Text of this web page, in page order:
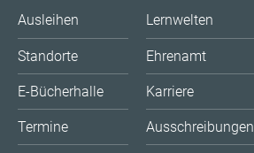
Ausleihen
Standorte
E-Bücherhalle
Termine
Lernwelten
Ehrenamt
Karriere
Ausschreibungen